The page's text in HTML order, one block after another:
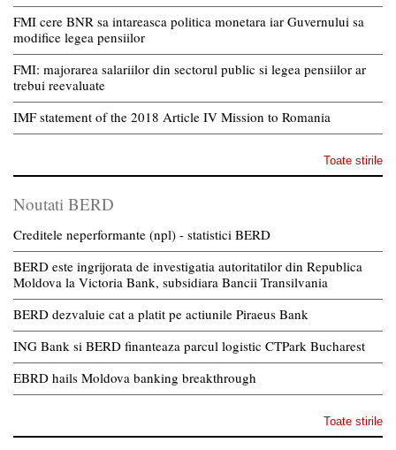
FMI cere BNR sa intareasca politica monetara iar Guvernului sa
modifice legea pensiilor
FMI: majorarea salariilor din sectorul public si legea pensiilor ar
trebui reevaluate
IMF statement of the 2018 Article IV Mission to Romania
Toate stirile
Noutati BERD
Creditele neperformante (npl) - statistici BERD
BERD este ingrijorata de investigatia autoritatilor din Republica
Moldova la Victoria Bank, subsidiara Bancii Transilvania
BERD dezvaluie cat a platit pe actiunile Piraeus Bank
ING Bank si BERD finanteaza parcul logistic CTPark Bucharest
EBRD hails Moldova banking breakthrough
Toate stirile